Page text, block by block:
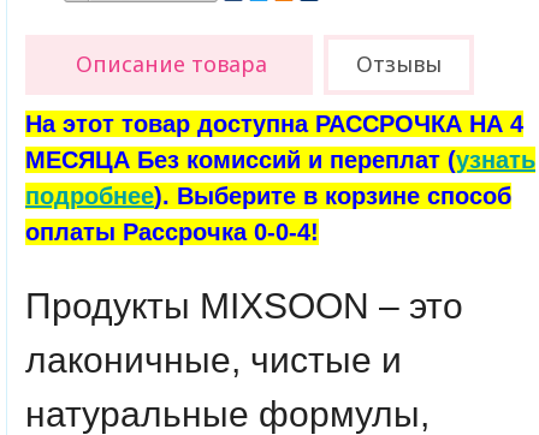
Описание товара Отзывы
На этот товар доступна РАССРОЧКА НА 4
МЕСЯЦА Без комиссий и переплат (узнать
подробнее). Выберите в корзине способ
оплаты Рассрочка 0-0-4!
Продукты MIXSOON – это
лаконичные, чистые и
натуральные формулы,